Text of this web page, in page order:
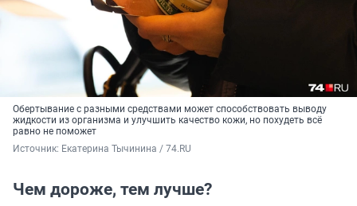
Обертывание с разными средствами может способствовать выводу
жидкости из организма и улучшить качество кожи, но похудеть всё
равно не поможет
Источник: Екатерина Тычинина / 74.RU
Чем дороже, тем лучше?